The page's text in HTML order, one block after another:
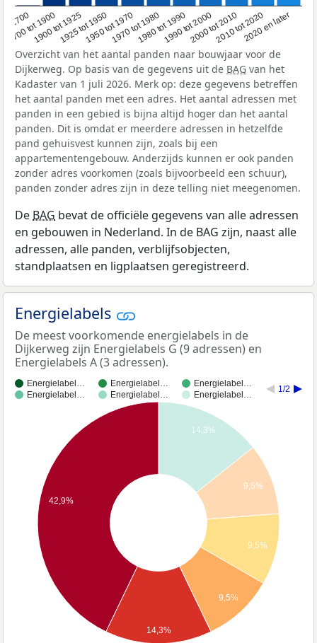
1700
1700 tot 1900
1900 tot 19251925 tot 19501950 tot 19701970 tot 19801980 tot 19901990 tot 20002000 tot 20102010 tot 20202020 en later
Overzicht van het aantal panden naar bouwjaar voor de
Dijkerweg. Op basis van de gegevens uit de BAG van het
Kadaster van 1 juli 2026. Merk op: deze gegevens betreffen
het aantal panden met een adres. Het aantal adressen met
panden in een gebied is bijna altijd hoger dan het aantal
panden. Dit is omdat er meerdere adressen in hetzelfde
pand gehuisvest kunnen zijn, zoals bij een
appartementengebouw. Anderzijds kunnen er ook panden
zonder adres voorkomen (zoals bijvoorbeeld een schuur),
panden zonder adres zijn in deze telling niet meegenomen.
De BAG bevat de officiële gegevens van alle adressen
en gebouwen in Nederland. In de BAG zijn, naast alle
adressen, alle panden, verblijfsobjecten,
standplaatsen en ligplaatsen geregistreerd.
Energielabels
De meest voorkomende energielabels in de
Dijkerweg zijn Energielabels G (9 adressen) en
Energielabels A (3 adressen).
Energielabel… Energielabel…
Energielabel…
Energielabel…
Energielabel… Energielabel…
1/2
14,3%
9,5%
9,5%
9,5%
42,9%
14,3%